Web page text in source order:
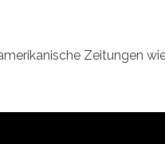
Zeitungen